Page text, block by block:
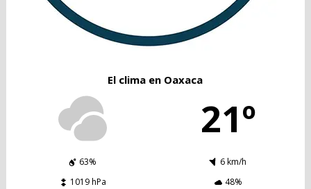
El clima en Oaxaca
21º
63%
6 km/h
1019 hPa
48%